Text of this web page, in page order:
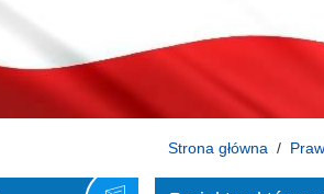
Strona główna